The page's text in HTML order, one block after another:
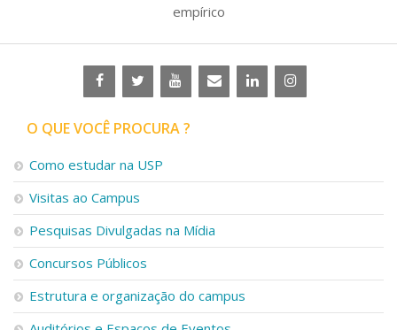
empírico
O QUE VOCÊ PROCURA ?
Como estudar na USP
Visitas ao Campus
Pesquisas Divulgadas na Mídia
Concursos Públicos
Estrutura e organização do campus